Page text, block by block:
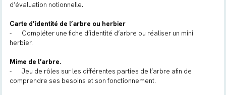
d’évaluation notionnelle.
Carte d’identité de l’arbre ou herbier
-
Compléter une fiche d’identité d’arbre ou réaliser un mini
herbier.
Mime de l’arbre.
-
Jeu de rôles sur les différentes parties de l’arbre afin de
comprendre ses besoins et son fonctionnement.